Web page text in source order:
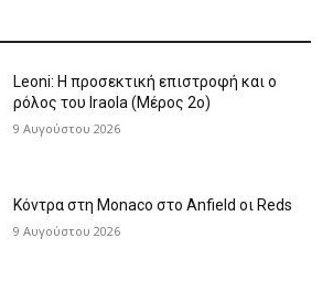
Leoni: Η προσεκτική επιστροφή και ο
ρόλος του Iraola (Μέρος 2ο)
9 Αυγούστου 2026
Κόντρα στη Monaco στο Anfield οι Reds
9 Αυγούστου 2026